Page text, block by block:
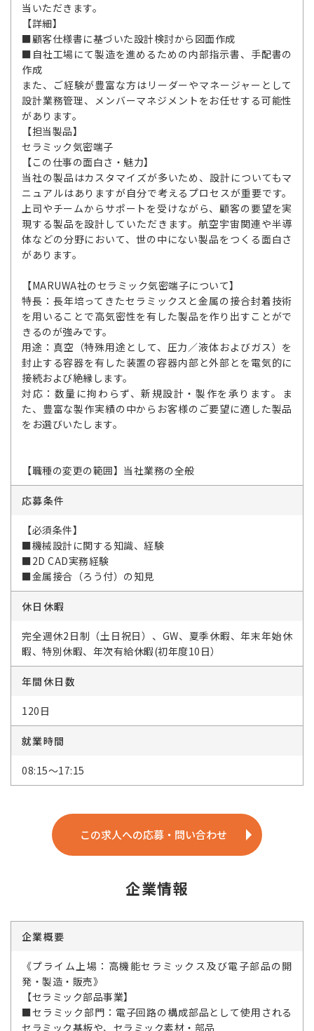
当いただきます。
【詳細】
■顧客仕様書に基づいた設計検討から図面作成
■自社工場にて製造を進めるための内部指示書、手配書の
作成
また、ご経験が豊富な方はリーダーやマネージャーとして
設計業務管理、メンバーマネジメントをお任せする可能性
があります。
【担当製品】
セラミック気密端子
【この仕事の面白さ・魅力】
当社の製品はカスタマイズが多いため、設計についてもマ
ニュアルはありますが自分で考えるプロセスが重要です。
上司やチームからサポートを受けながら、顧客の要望を実
現する製品を設計していただきます。航空宇宙関連や半導
体などの分野において、世の中にない製品をつくる面白さ
があります。
【MARUWA社のセラミック気密端子について】
特長：長年培ってきたセラミックスと金属の接合封着技術
を用いることで高気密性を有した製品を作り出すことがで
きるのが強みです。
用途：真空（特殊用途として、圧力／液体およびガス）を
封止する容器を有した装置の容器内部と外部とを電気的に
接続および絶縁します。
対応：数量に拘わらず、新規設計・製作を承ります。ま
た、豊富な製作実績の中からお客様のご要望に適した製品
をお選びいたします。
【職種の変更の範囲】当社業務の全般
応募条件
【必須条件】
■機械設計に関する知識、経験
■2D CAD実務経験
■金属接合（ろう付）の知見
休日休暇
完全週休2日制（土日祝日）、GW、夏季休暇、年末年始休
暇、特別休暇、年次有給休暇(初年度10日）
年間休日数
120日
就業時間
08:15～17:15
この求人への応募・問い合わせ
企業情報
企業概要
《プライム上場：高機能セラミックス及び電子部品の開
発・製造・販売》
【セラミック部品事業】
■セラミック部門：電子回路の構成部品として使用される
セラミック基板や、セラミック素材・部品